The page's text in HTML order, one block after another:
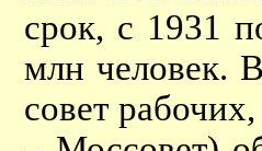
срок, с 1931
млн человек.
совет